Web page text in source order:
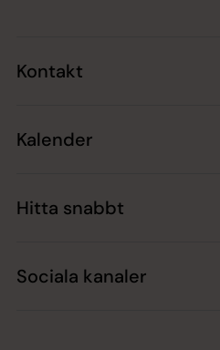
Kontakt
Kalender
Hitta snabbt
Sociala kanaler